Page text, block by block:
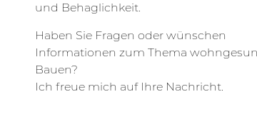
und Behaglichkeit.
Haben Sie Fragen oder wünschen
Informationen zum Thema
Bauen?
Ich freue mich auf Ihre Nachricht.